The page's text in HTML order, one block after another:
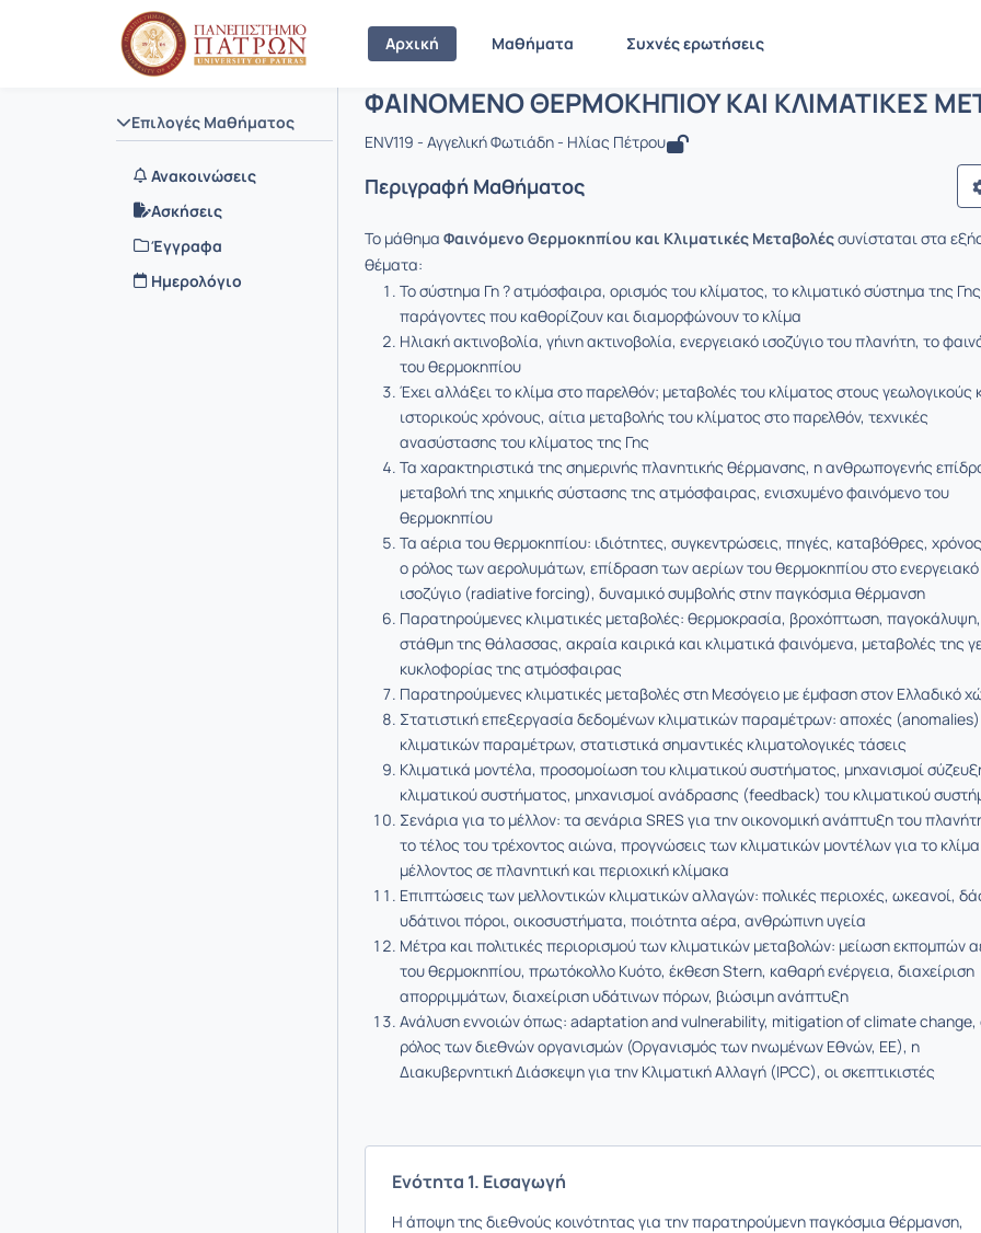
Αρχική Μαθήματα Συχνές ερωτήσεις
Επιλογές Μαθήματος
Ανακοινώσεις
Ασκήσεις
Έγγραφα
Ημερολόγιο
Αρχική Σελίδα ΦΑΙΝΟΜΕΝΟ ΘΕΡΜΟΚΗΠΙΟΥ ΚΑΙ ΚΛΙΜΑΤΙΚΕΣ ΜΕΤΑΒΟΛΕΣ
Μάθημα : ΦΑΙΝΟΜΕΝΟ ΘΕΡΜΟΚΗΠΙΟΥ ΚΑΙ
Κωδικός : ENV119
ΦΑΙΝΟΜΕΝΟ ΘΕΡΜΟΚΗΠΙΟΥ ΚΑΙ ΚΛΙΜΑΤΙΚΕΣ
ENV119 - Αγγελική Φωτιάδη - Ηλίας Πέτρου
Περιγραφή Μαθήματος
Το μάθημα Φαινόμενο Θερμοκηπίου και Κλιματικές Μεταβολέςσυνίσταται στα
θέματα:
Το σύστημα Γη ? ατμόσφαιρα, ορισμός του κλίματος, το κλιματικό σύστημα της
παράγοντες που καθορίζουν και διαμορφώνουν το κλίμα
Ηλιακή ακτινοβολία, γήινη ακτινοβολία, ενεργειακό ισοζύγιο του πλανήτη, το
του θερμοκηπίου
Έχει αλλάξει το κλίμα στο παρελθόν; μεταβολές του κλίματος στους γεωλογικούς
ιστορικούς χρόνους, αίτια μεταβολής του κλίματος στο παρελθόν, τεχνικές
ανασύστασης του κλίματος της Γης
Τα χαρακτηριστικά της σημερινής πλανητικής θέρμανσης, η ανθρωπογενής
μεταβολή της χημικής σύστασης της ατμόσφαιρας, ενισχυμένο φαινόμενο του
θερμοκηπίου
Τα αέρια του θερμοκηπίου: ιδιότητες, συγκεντρώσεις, πηγές, καταβόθρες,
ο ρόλος των αερολυμάτων, επίδραση των αερίων του θερμοκηπίου στο ενεργειακό
ισοζύγιο (radiative forcing), δυναμικό συμβολής στην παγκόσμια θέρμανση
Παρατηρούμενες κλιματικές μεταβολές: θερμοκρασία, βροχόπτωση,
στάθμη της θάλασσας, ακραία καιρικά και κλιματικά φαινόμενα, μεταβολές της
κυκλοφορίας της ατμόσφαιρας
Παρατηρούμενες κλιματικές μεταβολές στη Μεσόγειο με έμφαση στον Ελλαδικό
Στατιστική επεξεργασία δεδομένων κλιματικών παραμέτρων: αποχές (anomalies)
κλιματικών παραμέτρων, στατιστικά σημαντικές κλιματολογικές τάσεις
Κλιματικά μοντέλα, προσομοίωση του κλιματικού συστήματος, μηχανισμοί
κλιματικού συστήματος, μηχανισμοί ανάδρασης (feedback) του κλιματικού
Σενάρια για το μέλλον: τα σενάρια SRES για την οικονομική ανάπτυξη του
το τέλος του τρέχοντος αιώνα, προγνώσεις των κλιματικών μοντέλων για το
μέλλοντος σε πλανητική και περιοχική κλίμακα
Επιπτώσεις των μελλοντικών κλιματικών αλλαγών: πολικές περιοχές, ωκεανοί,
υδάτινοι πόροι, οικοσυστήματα, ποιότητα αέρα, ανθρώπινη υγεία
Μέτρα και πολιτικές περιορισμού των κλιματικών μεταβολών: μείωση εκπομπών
του θερμοκηπίου, πρωτόκολλο Κυότο, έκθεση Stern, καθαρή ενέργεια, διαχείριση
απορριμμάτων, διαχείριση υδάτινων πόρων, βιώσιμη ανάπτυξη
Ανάλυση εννοιών όπως: adaptation and vulnerability, mitigation of climate change,
ρόλος των διεθνών οργανισμών (Οργανισμός των ηνωμένων Εθνών, ΕΕ), η
Διακυβερνητική Διάσκεψη για την Κλιματική Αλλαγή (IPCC), οι σκεπτικιστές
Ενότητα 1. Εισαγωγή
Η άποψη της διεθνούς κοινότητας για την παρατηρούμενη παγκόσμια θέρμανση,